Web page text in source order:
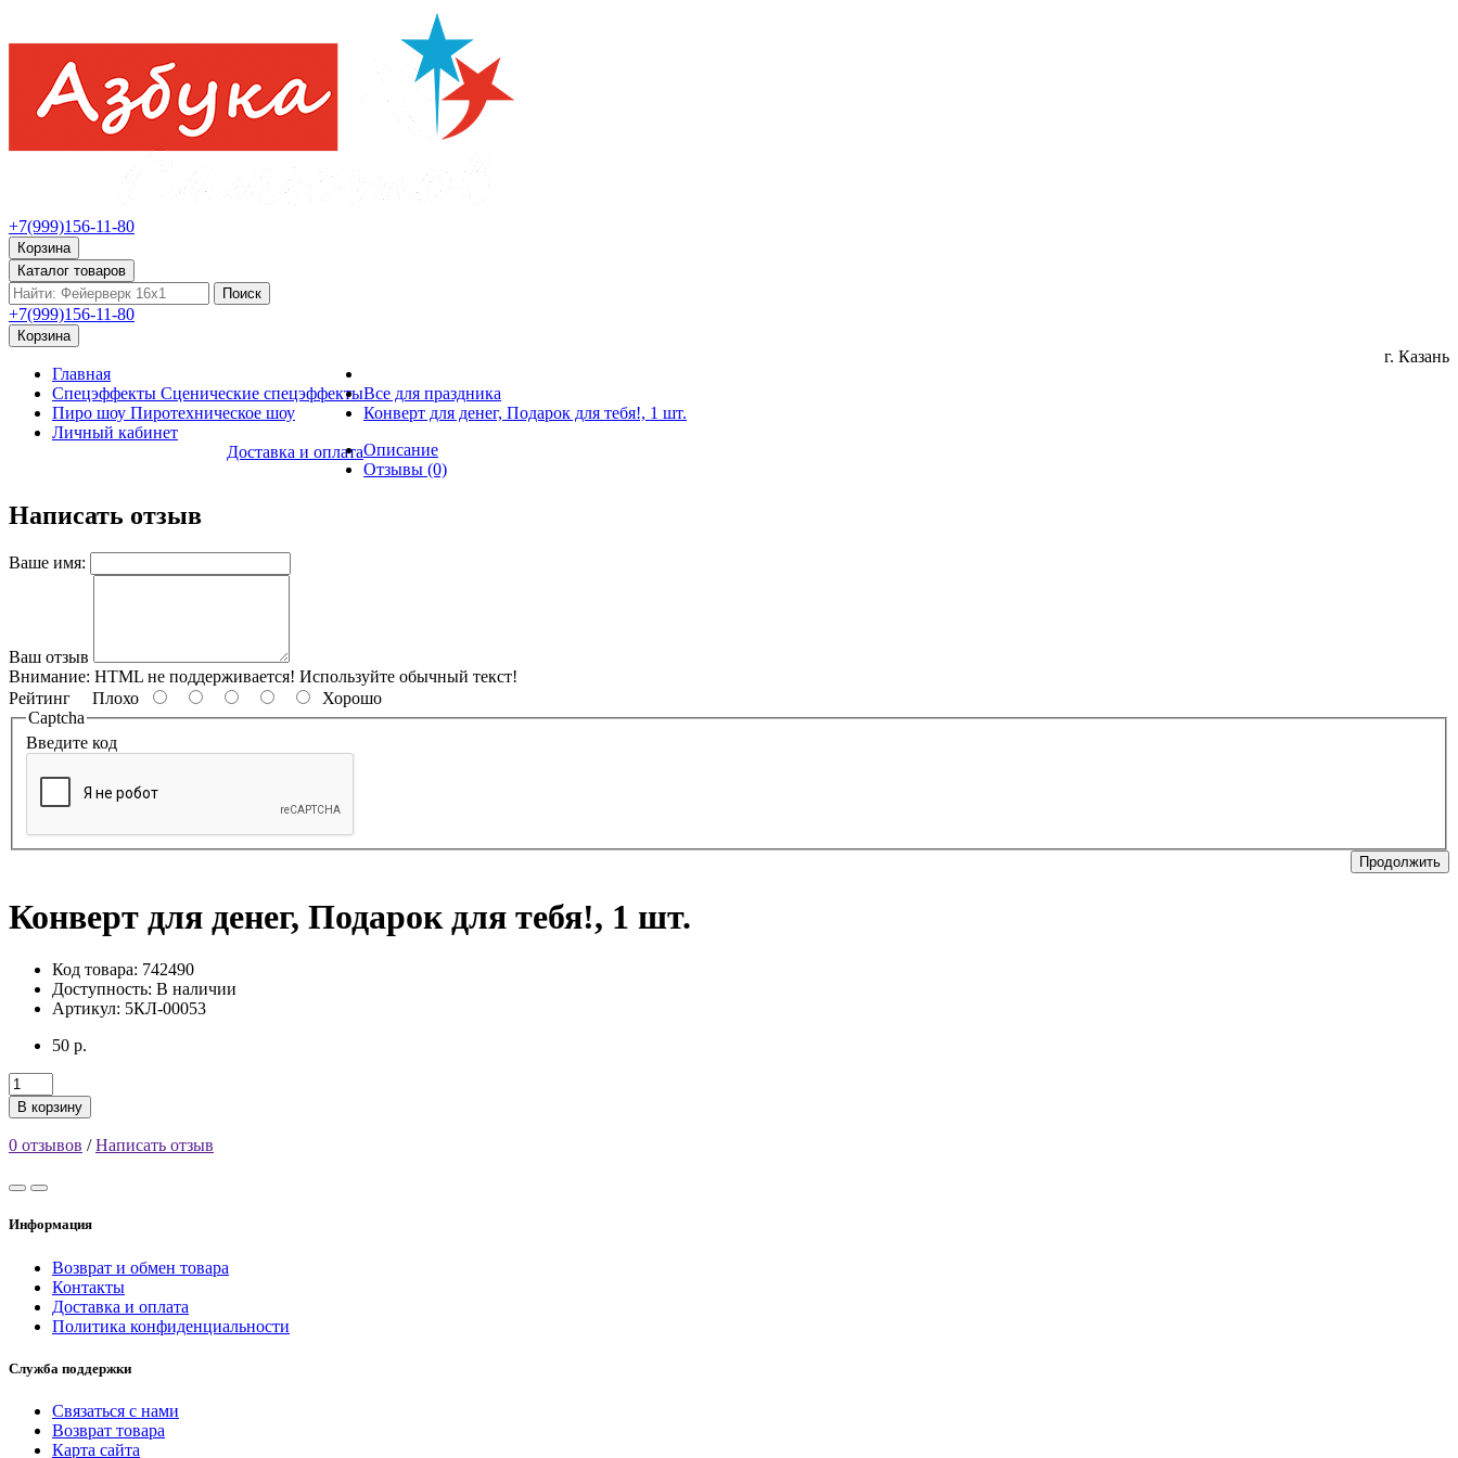
+7(999)156-11-80
Корзина
Каталог товаров
Поиск
+7(999)156-11-80
Корзина
Главная
Спецэффекты Сценические спецэффекты
Пиро шоу Пиротехническое шоу
Личный кабинет
Доставка и оплата
г. Казань
Все для праздника
Конверт для денег, Подарок для тебя!, 1 шт.
Описание
Отзывы (0)
Написать отзыв
Ваше имя:
Ваш отзыв
Внимание: HTML не поддерживается! Используйте обычный текст!
Рейтинг Плохо
Хорошо
Captcha
Введите код
Продолжить
Конверт для денег, Подарок для тебя!, 1 шт.
Код товара: 742490
Доступность: В наличии
Артикул: 5КЛ-00053
50 р.
В корзину
0 отзывов /Написать отзыв
Информация
Возврат и обмен товара
Контакты
Доставка и оплата
Политика конфиденциальности
Служба поддержки
Связаться с нами
Возврат товара
Карта сайта